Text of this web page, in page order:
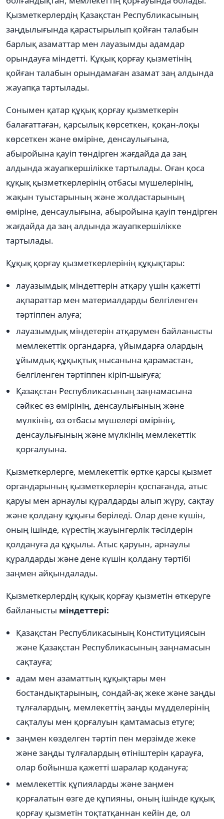
Қызметкерлердің Қазақстан Республикасының
заңдылығында қарастырылып қойған талабын
барлық азаматтар мен лауазымды адамдар
орындауға міндетті. Құқық қорғау қызметінің
қойған талабын орындамаған азамат заң алдында
жауапқа тартылады.
Сонымен қатар құқық қорғау қызметкерін
балағаттаған, қарсылық көрсеткен, қоқан-лоқы
көрсеткен және өміріне, денсаулығына,
абыройына қауіп төндірген жағдайда да заң
алдында жауапкершілікке тартылады. Оған қоса
құқық қызметкерлерінің отбасы мүшелерінің,
жақын туыстарының және жолдастарының
өміріне, денсаулығына, абыройына қауіп төндірген
жағдайда да заң алдында жауапкершілікке
тартылады.
Құқық қорғау қызметкерлерінің құқықтары:
лауазымдық міндеттерін атқару үшін қажетті
ақпараттар мен материалдарды белгіленген
тәртіппен алуға;
лауазымдық міндетерін атқарумен байланысты
мемлекеттік органдарға, ұйымдарға олардың
ұйымдық-құқықтық нысанына қарамастан,
белгіленген тәртіппен кіріп-шығуға;
Қазақстан Республикасының заңнамасына
сәйкес өз өмірінің, денсаулығының және
мүлкінің, өз отбасы мүшелері өмірінің,
денсаулығының және мүлкінің мемлекеттік
қорғалуына.
Қызметкерлерге, мемлекеттік өртке қарсы қызмет
органдарының қызметкерлерін қоспағанда, атыс
қаруы мен арнаулы құралдарды алып жүру, сақтау
және қолдану құқығы беріледі. Олар дене күшін,
оның ішінде, күрестің жауынгерлік тәсілдерін
қолдануға да құқылы. Атыс қаруын, арнаулы
құралдарды және дене күшін қолдану тәртібі
заңмен айқындалады.
Қызметкерлердің құқық қорғау қызметін өткеруге
байланысты міндеттері:
Қазақстан Республикасының Конституциясын
және Қазақстан Республикасының заңнамасын
сақтауға;
адам мен азаматтың құқықтары мен
бостандықтарының, сондай-ақ жеке және заңды
тұлғалардың, мемлекеттің заңды мүдделерінің
сақталуы мен қорғалуын қамтамасыз етуге;
заңмен көзделген тәртіп пен мерзімде жеке
және заңды тұлғалардың өтініштерін қарауға,
олар бойынша қажетті шаралар қодануға;
мемлекеттік құпияларды және заңмен
қорғалатын өзге де құпияны, оның ішінде құқық
қорғау қызметін тоқтатқаннан кейін де, ол